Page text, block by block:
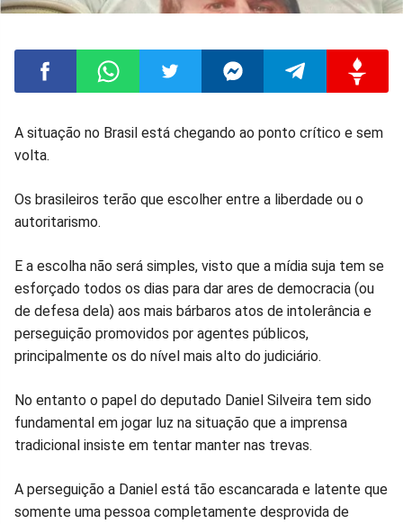
Compartilhar
Facebook
Compartilhar
Whatsapp
CompartilharCompartilharCompartilhar
A situação no Brasil está chegando ao ponto crítico e sem
volta.
Os brasileiros terão que escolher entre a liberdade ou o
autoritarismo.
E a escolha não será simples, visto que a mídia suja tem se
esforçado todos os dias para dar ares de democracia (ou
de defesa dela) aos mais bárbaros atos de intolerância e
perseguição promovidos por agentes públicos,
principalmente os do nível mais alto do judiciário.
No entanto o papel do deputado Daniel Silveira tem sido
fundamental em jogar luz na situação que a imprensa
tradicional insiste em tentar manter nas trevas.
A perseguição a Daniel está tão escancarada e latente que
somente uma pessoa completamente desprovida de